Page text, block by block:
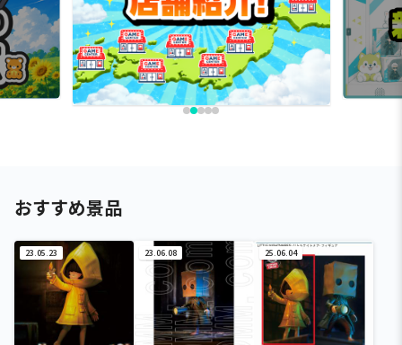
おすすめ景品
23.05.23 23.06.08 25.06.04